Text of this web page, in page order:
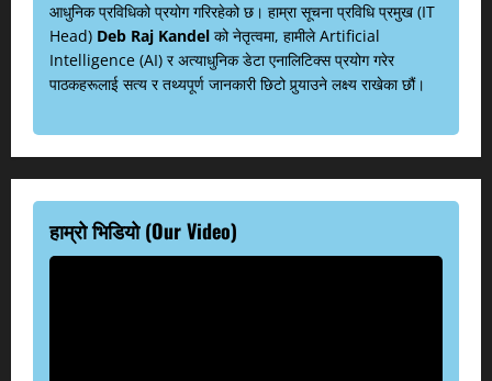
आधुनिक प्रविधिको प्रयोग गरिरहेको छ। हाम्रा सूचना प्रविधि प्रमुख (IT
Head) Deb Raj Kandel को नेतृत्वमा, हामीले Artificial
Intelligence (AI) र अत्याधुनिक डेटा एनालिटिक्स प्रयोग गरेर
पाठकहरूलाई सत्य र तथ्यपूर्ण जानकारी छिटो पुर्‍याउने लक्ष्य राखेका छौं।
हाम्रो भिडियो (Our Video)